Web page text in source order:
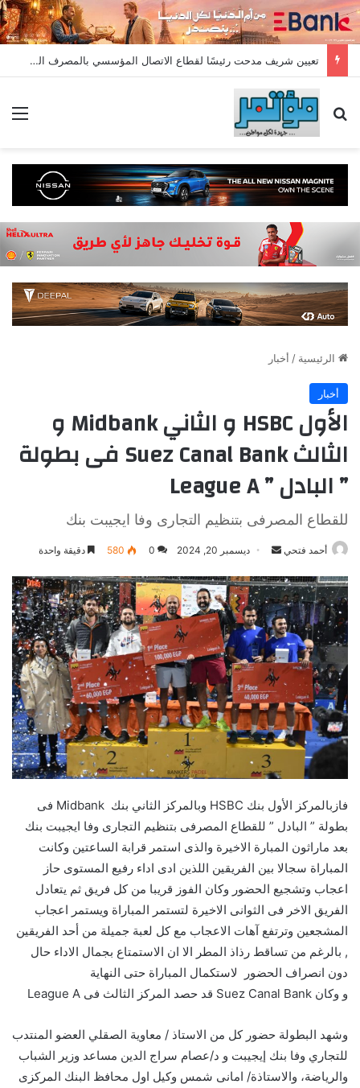
تعيين شريف مدحت رئيسًا لقطاع الاتصال المؤسسي بالمصرف المتحد بخبرة تمتد لأكثر من 18 عامًا
بحث عن
الرئيسية / أخبار
أخبار
الأول HSBC و الثاني Midbank و
الثالث Suez Canal Bank فى بطولة
” البادل ” League A
للقطاع المصرفى بتنظيم التجارى وفا ايجيبت بنك
أحمد فتحي
أرسل
إلكترونيا
ديسمبر 20, 2024 0
580 دقيقة واحدة
فازبالمركز الأول بنك HSBC وبالمركز الثاني بنك Midbank فى
بطولة ” البادل ” للقطاع المصرفى بتنظيم التجارى وفا ايجيبت بنك
بعد ماراثون المبارة الاخيرة والذى استمر قرابة الساعتين وكانت
المباراة سجالا بين الفريقين اللذين ادى اداء رفيع المستوى حاز
اعجاب وتشجيع الحضور وكان الفوز قريبا من كل فريق ثم يتعادل
الفريق الاخر فى الثوانى الاخيرة لتستمر المباراة ويستمر اعجاب
المشجعين وترتفع آهات الاعجاب مع كل لعبة جميلة من أحد الفريقين
, بالرغم من تساقط رذاذ المطر الا ان الاستمتاع بجمال الاداء حال
دون انصراف الحضور لاستكمال المباراة حتى النهاية
و وكان Suez Canal Bank قد حصد المركز الثالث فى League A
وشهد البطولة حضور كل من الاستاذ / معاوية الصقلي العضو المنتدب
للتجاري وفا بنك إيجيبت و د/عصام سراج الدين مساعد وزير الشباب
والرياضة، والاستاذة/ امانى شمس وكيل اول محافظ البنك المركزى